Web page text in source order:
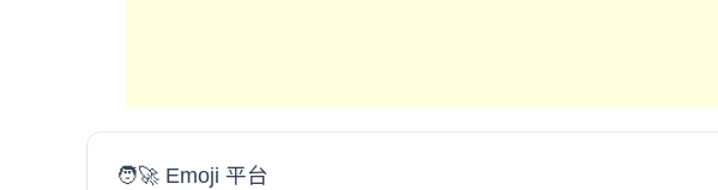
🧑‍🚀 Emoji 平台